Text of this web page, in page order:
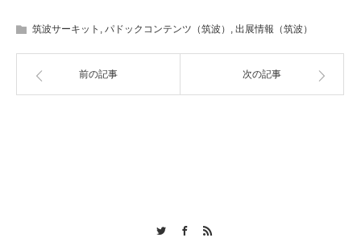
筑波サーキット , パドックコンテンツ（筑波） , 出展情報（筑波）
前の記事 次の記事